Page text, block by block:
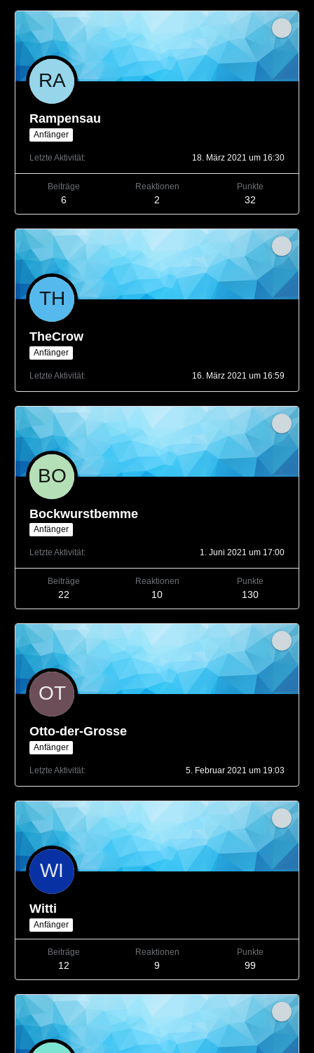
Rampensau
Anfänger
Letzte Aktivität 18. März 2021 um 16:30
Beiträge
6
Reaktionen
2
Punkte
32
TheCrow
Anfänger
Letzte Aktivität 16. März 2021 um 16:59
Bockwurstbemme
Anfänger
Letzte Aktivität 1. Juni 2021 um 17:00
Beiträge
22
Reaktionen
10
Punkte
130
Otto-der-Grosse
Anfänger
Letzte Aktivität 5. Februar 2021 um 19:03
Witti
Anfänger
Beiträge
12
Reaktionen
9
Punkte
99